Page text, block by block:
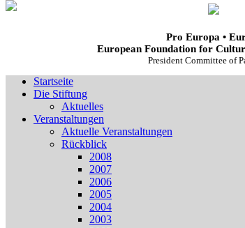
Pro Europa •
European Foundation for
President Committee of
Startseite
Die Stiftung
Aktuelles
Veranstaltungen
Aktuelle Veranstaltungen
Rückblick
2008
2007
2006
2005
2004
2003